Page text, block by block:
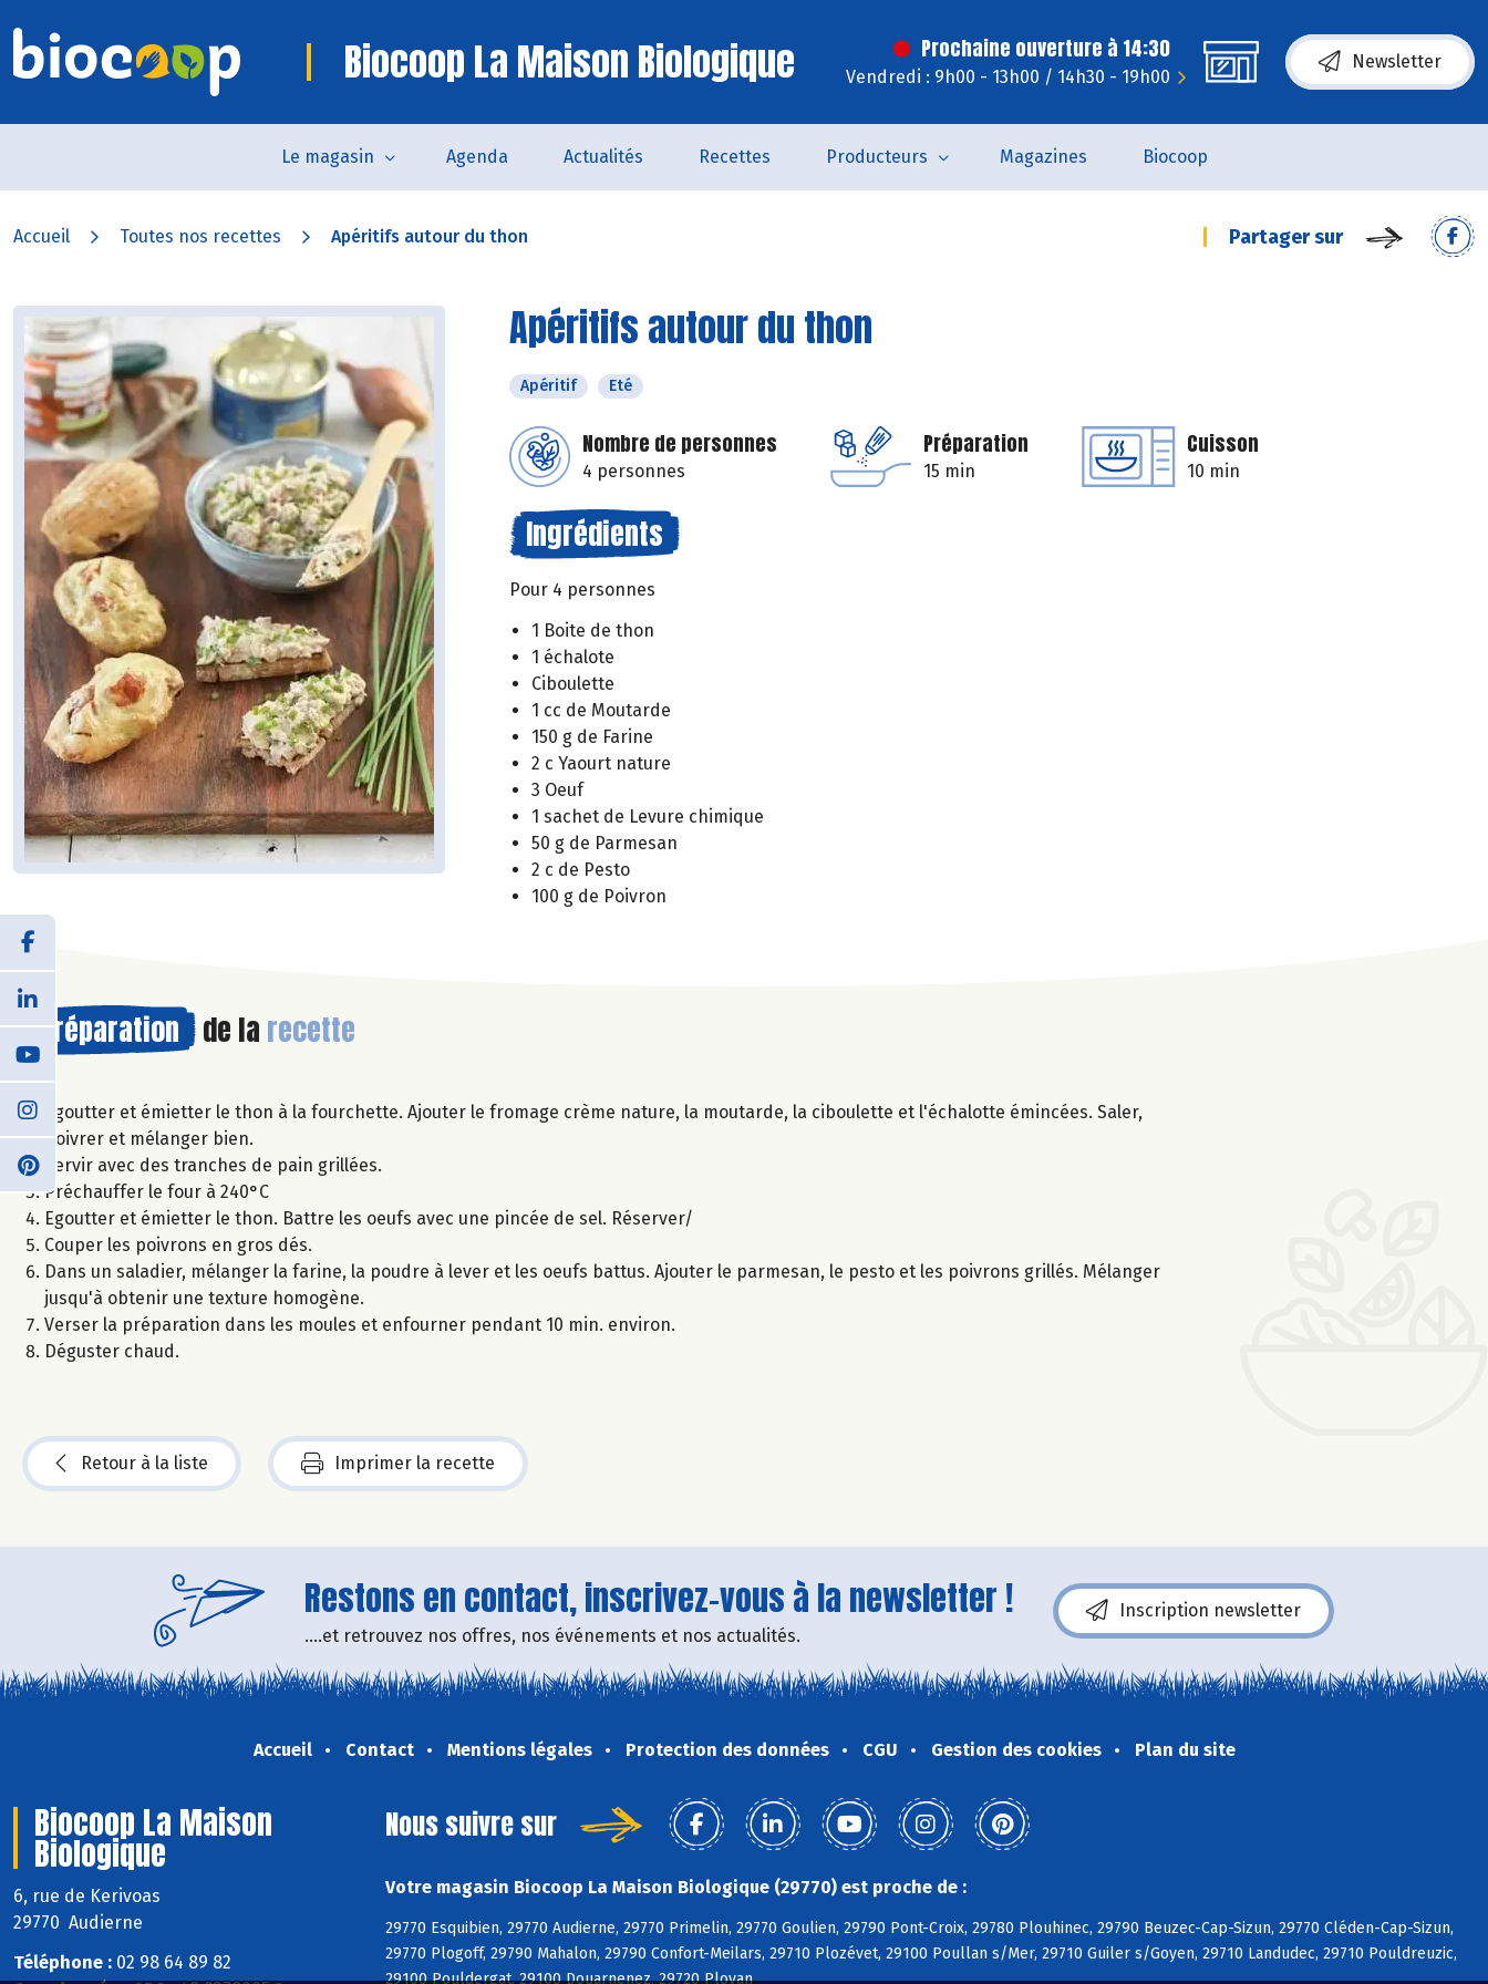
Biocoop La Maison Biologique Prochaine ouverture à 14:30
Vendredi : 9h00 - 13h00 / 14h30 - 19h00
Newsletter
Le magasin Agenda Actualités Recettes Producteurs Magazines Biocoop
Accueil Toutes nos recettes Apéritifs autour du thon Partager sur
Apéritifs autour du thon
Apéritif Eté
Nombre de personnes
4 personnes
Préparation
15 min
Cuisson
10 min
Ingrédients
Pour 4 personnes
1 Boite de thon
1 échalote
Ciboulette
1 cc de Moutarde
150 g de Farine
2 c Yaourt nature
3 Oeuf
1 sachet de Levure chimique
50 g de Parmesan
2 c de Pesto
100 g de Poivron
Préparation de la recette
Egoutter et émietter le thon à la fourchette. Ajouter le fromage crème nature, la moutarde, la ciboulette et l'échalotte émincées. Saler,
poivrer et mélanger bien.
Servir avec des tranches de pain grillées.
Préchauffer le four à 240°C
Egoutter et émietter le thon. Battre les oeufs avec une pincée de sel. Réserver/
Couper les poivrons en gros dés.
Dans un saladier, mélanger la farine, la poudre à lever et les oeufs battus. Ajouter le parmesan, le pesto et les poivrons grillés. Mélanger
jusqu'à obtenir une texture homogène.
Verser la préparation dans les moules et enfourner pendant 10 min. environ.
Déguster chaud.
Retour à la liste Imprimer la recette
Restons en contact, inscrivez-vous à la newsletter !
....et retrouvez nos offres, nos événements et nos actualités.
Inscription newsletter
Accueil Contact Mentions légales Protection des données CGU Gestion des cookies Plan du site
Biocoop La Maison
Biologique
6, rue de Kerivoas
29770 Audierne
Téléphone : 02 98 64 89 82
Nous suivre sur
Votre magasin Biocoop La Maison Biologique (29770) est proche de :
29770 Esquibien, 29770 Audierne, 29770 Primelin, 29770 Goulien, 29790 Pont-Croix, 29780 Plouhinec, 29790 Beuzec-Cap-Sizun, 29770 Cléden-Cap-Sizun,
29770 Plogoff, 29790 Mahalon, 29790 Confort-Meilars, 29710 Plozévet, 29100 Poullan s/Mer, 29710 Guiler s/Goyen, 29710 Landudec, 29710 Pouldreuzic,
29100 Pouldergat, 29100 Douarnenez, 29720 Plovan